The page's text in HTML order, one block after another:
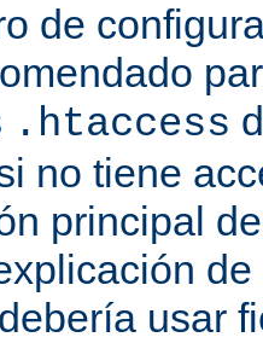
de
.htaccess
no tiene
principal
usar